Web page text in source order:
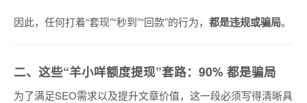
因此，任何打着“套现”“秒到”“回款”的行为， 都是违规或骗局。
二、这些“羊小咩额度提现”套路：90% 都是骗局
为了满足SEO需求以及提升文章价值，这一段必须写得清晰具